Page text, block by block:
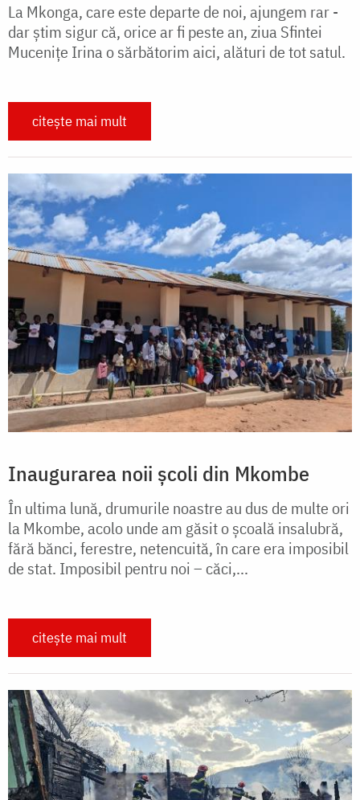
La Mkonga, care este departe de noi, ajungem rar -
dar știm sigur că, orice ar fi peste an, ziua Sfintei
Mucenițe Irina o sărbătorim aici, alături de tot satul.
citește mai mult
Inaugurarea noii școli din Mkombe
În ultima lună, drumurile noastre au dus de multe ori
la Mkombe, acolo unde am găsit o școală insalubră,
fără bănci, ferestre, netencuită, în care era imposibil
de stat. Imposibil pentru noi – căci,...
citește mai mult